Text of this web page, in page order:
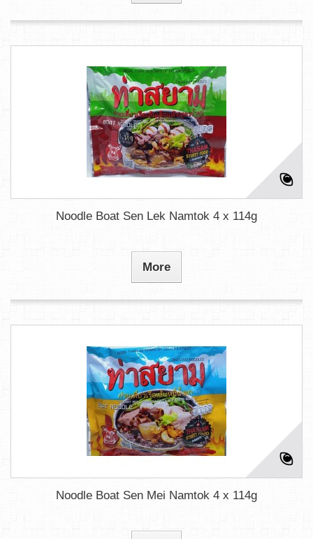
Noodle Boat Sen Lek Namtok 4 x 114g
More
Noodle Boat Sen Mei Namtok 4 x 114g